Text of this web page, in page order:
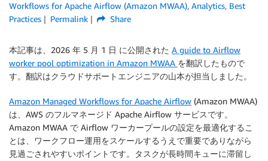
Workflows for Apache Airflow (Amazon MWAA), Analytics, Best
Practices
Permalink Share
本記事は、2026 年 5 月 1 日 に公開された A guide to Airflow
worker pool optimization in Amazon MWAA を翻訳したもので
す。翻訳はクラウドサポートエンジニアの山本が担当しました。
Amazon Managed Workflows for Apache Airflow (Amazon MWAA)
は、AWS のフルマネージド Apache Airflow サービスです。
Amazon MWAA で Airflow ワーカープールの設定を最適化するこ
とは、ワークフロー運用をスケールするうえで重要でありながら
見過ごされやすいポイントです。タスクが長時間キューに滞留し